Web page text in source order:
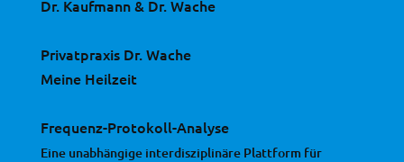
Dr. Kaufmann & Dr. Wache
Privatpraxis Dr. Wache
Meine Heilzeit
Frequenz-Protokoll-Analyse
Eine unabhängige interdisziplinäre Plattform für